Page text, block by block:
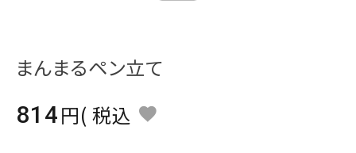
最新のチラシはこちら
まんまるペン立て
814
税込